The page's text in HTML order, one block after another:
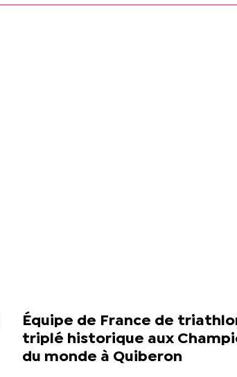
Équipe de France de
triplé historique aux
du monde à Quiberon